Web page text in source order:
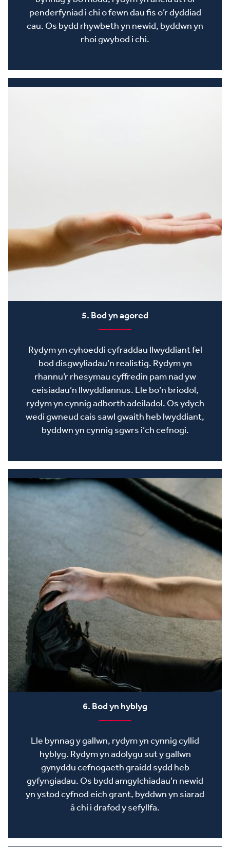
penderfyniad i chi o fewn dau fis o’r dyddiad
cau. Os bydd rhywbeth yn newid, byddwn yn
rhoi gwybod i chi.
5. Bod yn agored
Rydym yn cyhoeddi cyfraddau llwyddiant fel
bod disgwyliadau’n realistig. Rydym yn
rhannu’r rhesymau cyffredin pam nad yw
ceisiadau’n llwyddiannus. Lle bo’n briodol,
rydym yn cynnig adborth adeiladol. Os ydych
wedi gwneud cais sawl gwaith heb lwyddiant,
byddwn yn cynnig sgwrs i’ch cefnogi.
6. Bod yn hyblyg
Lle bynnag y gallwn, rydym yn cynnig cyllid
hyblyg. Rydym yn adolygu sut y gallwn
gynyddu cefnogaeth graidd sydd heb
gyfyngiadau. Os bydd amgylchiadau’n newid
yn ystod cyfnod eich grant, byddwn yn siarad
â chi i drafod y sefyllfa.